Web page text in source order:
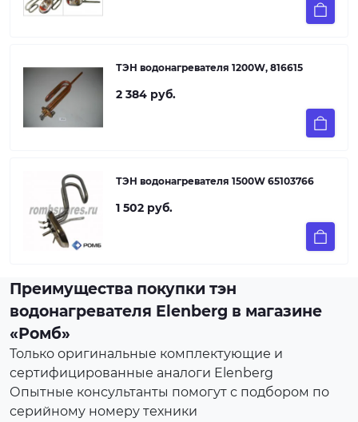
ТЭН водонагревателя 1200W, 816615
2 384 руб.
ТЭН водонагревателя 1500W 65103766
1 502 руб.
Преимущества покупки тэн
водонагревателя Elenberg в магазине
«Ромб»
Только оригинальные комплектующие и
сертифицированные аналоги Elenberg
Опытные консультанты помогут с подбором по
серийному номеру техники